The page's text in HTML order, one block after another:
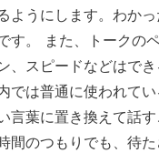
ようにします。わか
す。 また、トークの
、スピードなどはで
では普通に使われて
言葉に置き換えて話
間のつもりでも、待